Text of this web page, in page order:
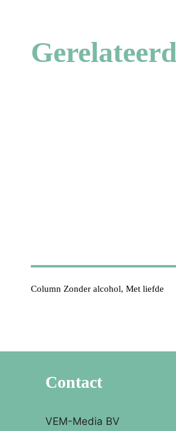
Gerelateerd
Column Zonder alcohol, Met liefde
Contact
VEM-Media BV